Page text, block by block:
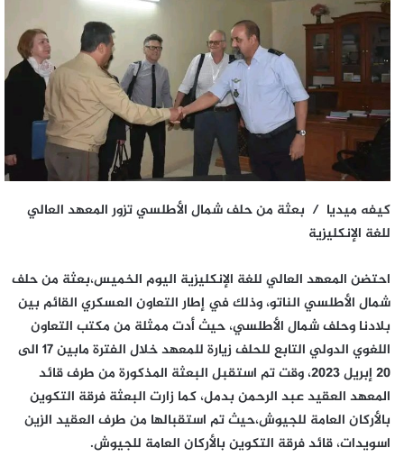
كيفه ميديا / بعثة من حلف شمال الأطلسي تزور المعهد العالي
للغة الإنكليزية
احتضن المعهد العالي للغة الإنكليزية اليوم الخميس،بعثة من حلف
شمال الأطلسي الناتو، وذلك في إطار التعاون العسكري القائم بين
بلادنا وحلف شمال الأطلسي، حيث أدت ممثلة من مكتب التعاون
اللغوي الدولي التابع للحلف زيارة للمعهد خلال الفترة مابين 17 الى
20 إبريل 2023، وقت تم استقبل البعثة المذكورة من طرف قائد
المعهد العقيد عبد الرحمن بدمل، كما زارت البعثة فرقة التكوين
بالأركان العامة للجيوش،حيث تم استقبالها من طرف العقيد الزين
اسويدات، قائد فرقة التكوين بالأركان العامة للجيوش.